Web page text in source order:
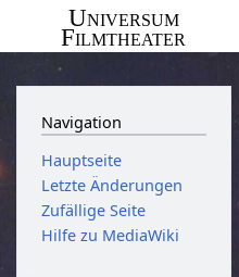
Universum
Filmtheater
Navigation
Hauptseite
Letzte Änderungen
Zufällige Seite
Hilfe zu MediaWiki